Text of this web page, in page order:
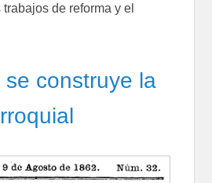
de reforma y el
construye la